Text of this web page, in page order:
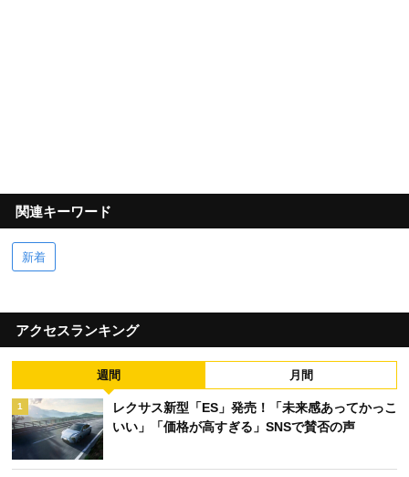
関連キーワード
新着
アクセスランキング
週間 月間
1
レクサス新型「ES」発売！「未来感あってかっこ
いい」「価格が高すぎる」SNSで賛否の声